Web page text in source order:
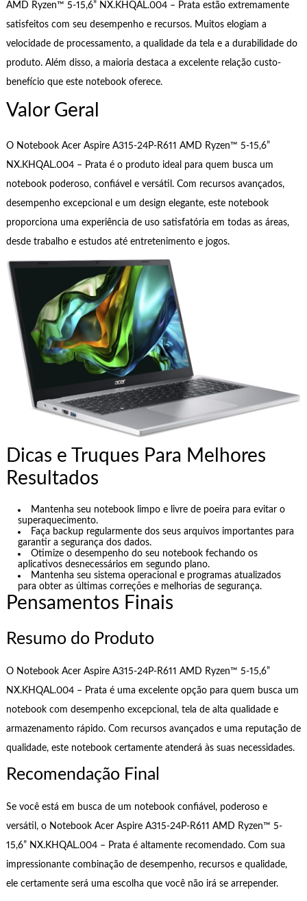
AMD Ryzen™ 5-15,6” NX.KHQAL.004 – Prata estão extremamente
satisfeitos com seu desempenho e recursos. Muitos elogiam a
velocidade de processamento, a qualidade da tela e a durabilidade do
produto. Além disso, a maioria destaca a excelente relação custo-
benefício que este notebook oferece.
Valor Geral
O Notebook Acer Aspire A315-24P-R611 AMD Ryzen™ 5-15,6”
NX.KHQAL.004 – Prata é o produto ideal para quem busca um
notebook poderoso, confiável e versátil. Com recursos avançados,
desempenho excepcional e um design elegante, este notebook
proporciona uma experiência de uso satisfatória em todas as áreas,
desde trabalho e estudos até entretenimento e jogos.
Dicas e Truques Para Melhores
Resultados
Mantenha seu notebook limpo e livre de poeira para evitar o
superaquecimento.
Faça backup regularmente dos seus arquivos importantes para
garantir a segurança dos dados.
Otimize o desempenho do seu notebook fechando os
aplicativos desnecessários em segundo plano.
Mantenha seu sistema operacional e programas atualizados
para obter as últimas correções e melhorias de segurança.
Pensamentos Finais
Resumo do Produto
O Notebook Acer Aspire A315-24P-R611 AMD Ryzen™ 5-15,6”
NX.KHQAL.004 – Prata é uma excelente opção para quem busca um
notebook com desempenho excepcional, tela de alta qualidade e
armazenamento rápido. Com recursos avançados e uma reputação de
qualidade, este notebook certamente atenderá às suas necessidades.
Recomendação Final
Se você está em busca de um notebook confiável, poderoso e
versátil, o Notebook Acer Aspire A315-24P-R611 AMD Ryzen™ 5-
15,6” NX.KHQAL.004 – Prata é altamente recomendado. Com sua
impressionante combinação de desempenho, recursos e qualidade,
ele certamente será uma escolha que você não irá se arrepender.